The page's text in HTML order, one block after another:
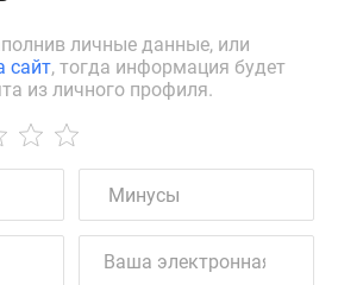
личные данные, или
сайт, тогда информация будет
из личного профиля.